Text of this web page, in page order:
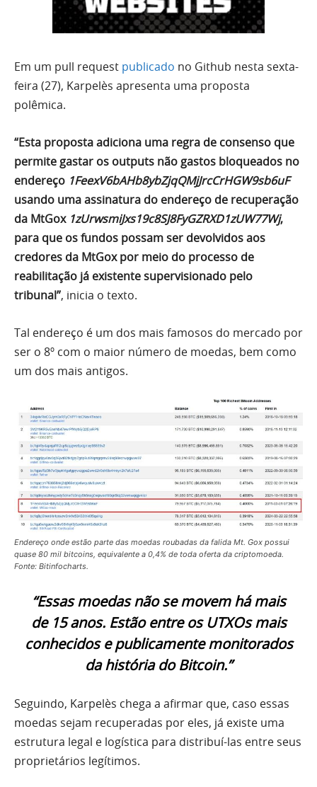
Em um pull request publicado no Github nesta sexta-
feira (27), Karpelès apresenta uma proposta
polêmica.
“Esta proposta adiciona uma regra de consenso que
permite gastar os outputs não gastos bloqueados no
endereço 1FeexV6bAHb8ybZjqQMjJrcCrHGW9sb6uF
usando uma assinatura do endereço de recuperação
da MtGox 1zUrwsmiJxs19c8SJ8FyGZRXD1zUW77Wj,
para que os fundos possam ser devolvidos aos
credores da MtGox por meio do processo de
reabilitação já existente supervisionado pelo
tribunal”, inicia o texto.
Tal endereço é um dos mais famosos do mercado por
ser o 8º com o maior número de moedas, bem como
um dos mais antigos.
Endereço onde estão parte das moedas roubadas da falida Mt. Gox possui
quase 80 mil bitcoins, equivalente a 0,4% de toda oferta da criptomoeda.
Fonte: Bitinfocharts.
“Essas moedas não se movem há mais
de 15 anos. Estão entre os UTXOs mais
conhecidos e publicamente monitorados
da história do Bitcoin.”
Seguindo, Karpelès chega a afirmar que, caso essas
moedas sejam recuperadas por eles, já existe uma
estrutura legal e logística para distribuí-las entre seus
proprietários legítimos.